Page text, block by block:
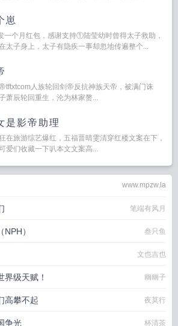
崽
一个月红包，感谢支持①陆莹幼时曾得太子救助，
太子身上，太子有隐疾一事却忽地传遍整个...
tftxtcom人族轮回剑帝反抗神族天帝，被满门诛
萧辰轮回重生，沦为林家赘...
是影帝助理
在旅游综艺爆红，五福晋晴雯清穿红楼文案在下，
爱们收藏一下叭本文文案高...
www.mpzw.la
笔端有风月
） 叁只鱼
文也吉也
界级天赋！ 幽幽子
高攀不起 夜莫行
争光 杯清茶